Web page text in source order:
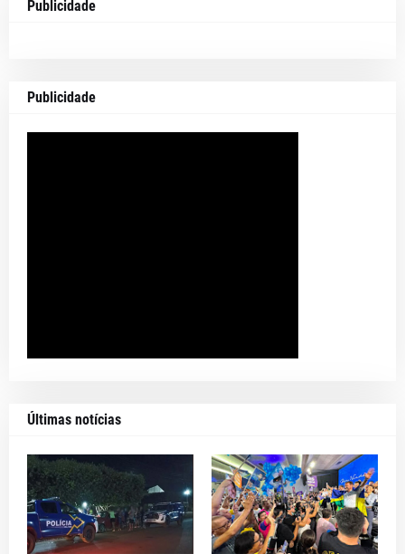
Publicidade
Publicidade
Últimas notícias